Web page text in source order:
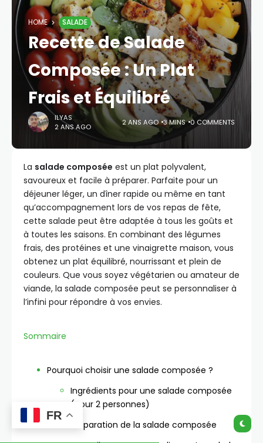
HOME SALADE
Recette de Salade
Composée : Un Plat
Frais et Équilibré
ILYAS
2 ANS AGO
2 ANS AGO 3 MINS 0 COMMENTS
La salade composée est un plat polyvalent,
savoureux et facile à préparer. Parfaite pour un
déjeuner léger, un dîner rapide ou même en tant
qu’accompagnement lors de vos repas de fête,
cette salade peut être adaptée à tous les goûts et
à toutes les saisons. En combinant des légumes
frais, des protéines et une vinaigrette maison, vous
obtenez un plat équilibré, nourrissant et plein de
couleurs. Que vous soyez végétarien ou amateur de
viande, la salade composée peut se personnaliser à
l’infini pour répondre à vos envies.
Sommaire
Pourquoi choisir une salade composée ?
Ingrédients pour une salade composée
(pour 2 personnes)
Préparation de la salade composée
FR